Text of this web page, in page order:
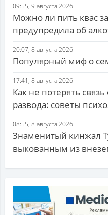
09:55, 9 августа 2026
Можно ли пить квас
предупредила об
20:07, 8 августа 2026
Популярный миф о
17:41, 8 августа 2026
Как не потерять
развода: советы
08:55, 8 августа 2026
Знаменитый кинжал
выкованным из